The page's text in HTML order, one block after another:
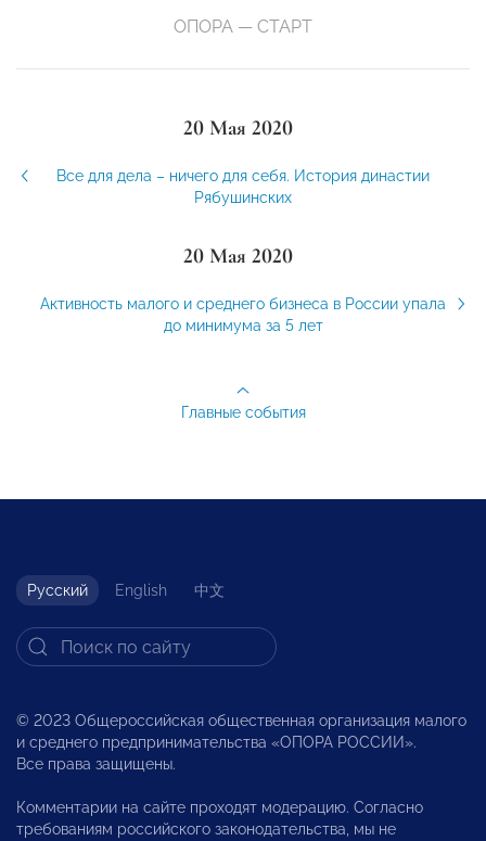
ОПОРА — СТАРТ
20 Мая 2020
Все для дела – ничего для себя. История династии
Рябушинских
20 Мая 2020
Активность малого и среднего бизнеса в России упала
до минимума за 5 лет
Главные события
Русский English 中文
© 2023 Общероссийская общественная организация малого
и среднего предпринимательства «ОПОРА РОССИИ».
Все права защищены.
Комментарии на сайте проходят модерацию. Согласно
требованиям российского законодательства, мы не